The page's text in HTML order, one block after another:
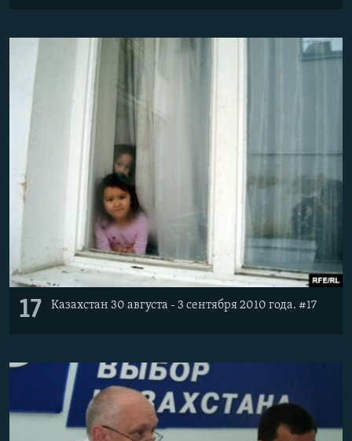
17 Казахстан 30 августа - 3 сентября 2010 года. #17